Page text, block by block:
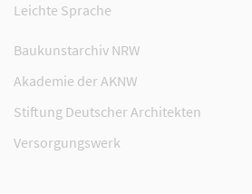
Leichte Sprache
Baukunstarchiv NRW
Akademie der AKNW
Stiftung Deutscher Architekten
Versorgungswerk